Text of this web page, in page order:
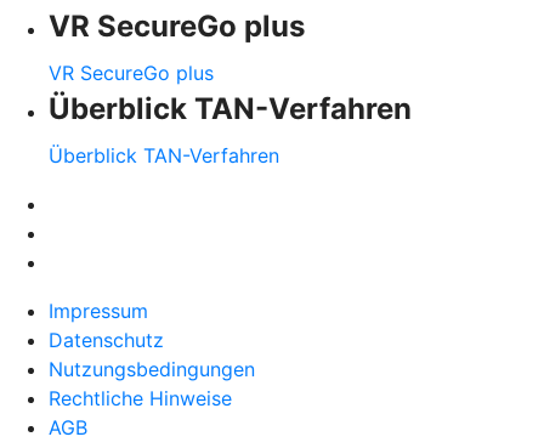
VR SecureGo plus
VR SecureGo plus
Überblick TAN-Verfahren
Überblick TAN-Verfahren
Impressum
Datenschutz
Nutzungsbedingungen
Rechtliche Hinweise
AGB